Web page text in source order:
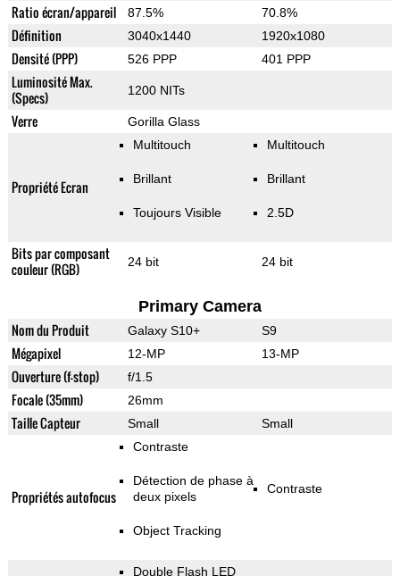
Ratio écran/appareil 87.5% 70.8%
Définition 3040x1440 1920x1080
Densité (PPP) 526 PPP 401 PPP
Luminosité Max.
(Specs)
1200 NITs
Verre Gorilla Glass
Propriété Ecran
Multitouch
Brillant
Toujours Visible
Multitouch
Brillant
2.5D
Bits par composant
couleur (RGB)
24 bit 24 bit
Primary Camera
Nom du Produit Galaxy S10+ S9
Mégapixel 12-MP 13-MP
Ouverture (f-stop) f/1.5
Focale (35mm) 26mm
Taille Capteur Small Small
Propriétés autofocus
Contraste
Détection de phase à
deux pixels
Object Tracking
Contraste
Double Flash LED